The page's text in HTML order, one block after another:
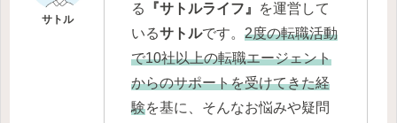
る
『サトルライフ』
を運営して
いるサトルです。 2度の転職活動
で10社以上の転職エージェント
からのサポートを受けてきた経
験を基に、そんなお悩みや疑問